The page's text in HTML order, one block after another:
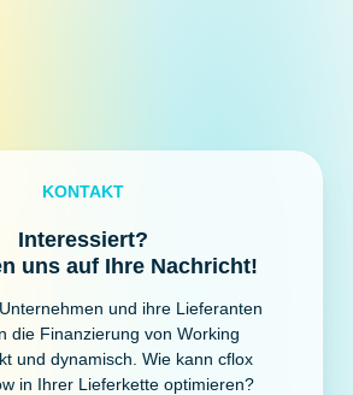
KONTAKT
Interessiert?
uns auf Ihre Nachricht!
und ihre Lieferanten
die Finanzierung von Working
und dynamisch. Wie kann cflox
in Ihrer Lieferkette optimieren?